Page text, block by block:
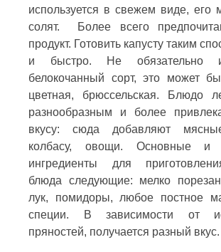
используется в свежем виде, его
солят. Более всего
продукт. Готовить капусту таким
и быстро. Не обязательно
белокочанный сорт, это может
цветная, брюссельская. Блюдо
разнообразным и более
вкусу: сюда добавляют
колбасу, овощи. Основные и
ингредиенты для
блюда следующие: мелко
лук, помидоры, любое постное
специи. В зависимости от
пряностей, получается разный вкус.